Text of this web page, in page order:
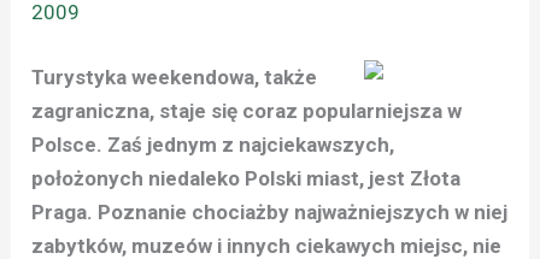
2009
Turystyka weekendowa, także
zagraniczna, staje się coraz popularniejsza w
Polsce. Zaś jednym z najciekawszych,
położonych niedaleko Polski miast, jest Złota
Praga. Poznanie chociażby najważniejszych w niej
zabytków, muzeów i innych ciekawych miejsc, nie